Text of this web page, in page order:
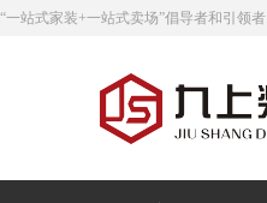
“一站式家装+一站式卖场”倡导者和引领者